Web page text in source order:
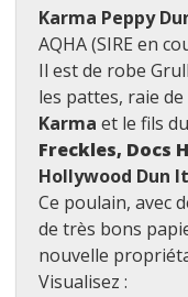
Karma Peppy
AQHA (SIRE en
Il est de robe
les pattes, raie
Karma et le fils
Freckles, Docs
Hollywood Dun
Ce poulain, avec
de très bons
nouvelle
Visualisez :